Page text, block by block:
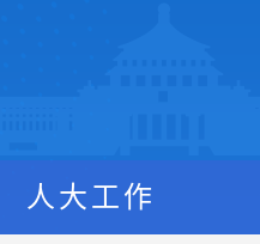
人大工作